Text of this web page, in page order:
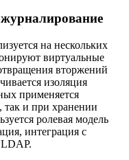
на нескольких
виртуальные
вторжений
изоляция
применяется
так и при хранении
ролевая модель
интеграция с